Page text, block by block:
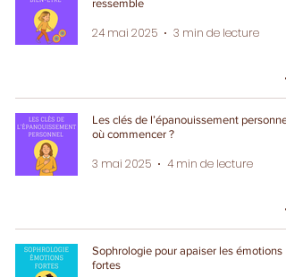
ressemble
24 mai 2025 3 min de lecture
Les clés de l’épanouissement personnel
où commencer ?
3 mai 2025 4 min de lecture
Sophrologie pour apaiser les émotions
fortes